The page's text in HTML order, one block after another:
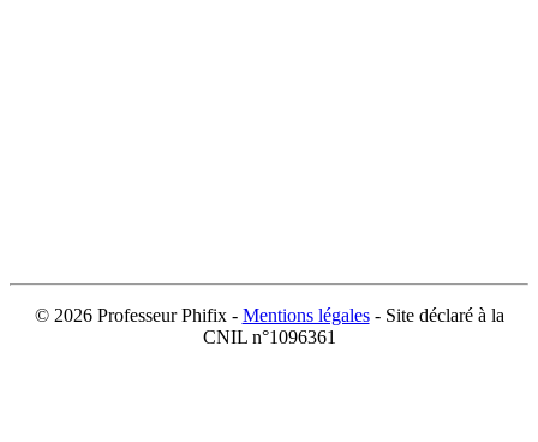
© 2026 Professeur Phifix - Mentions légales- Site déclaré à la
CNIL n°1096361